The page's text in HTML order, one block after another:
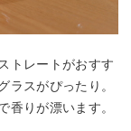
トレートがおすす
ラスがぴったり。
香りが漂います。